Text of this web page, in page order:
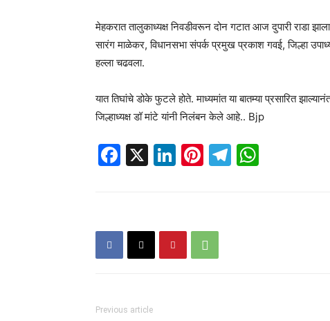
मेहकरात तालुकाध्यक्ष निवडीवरून दोन गटात आज दुपारी राडा
सारंग माळेकर, विधानसभा संपर्क प्रमुख प्रकाश गवई, जिल्हा
हल्ला चढवला.
यात तिघांचे डोके फुटले होते. माध्यमांत या बातम्या प्रसारित
जिल्हाध्यक्ष डॉ मांटे यांनी निलंबन केले आहे.. Bjp
Facebook
X LinkedIn
Pinterest
Telegram
Previous article